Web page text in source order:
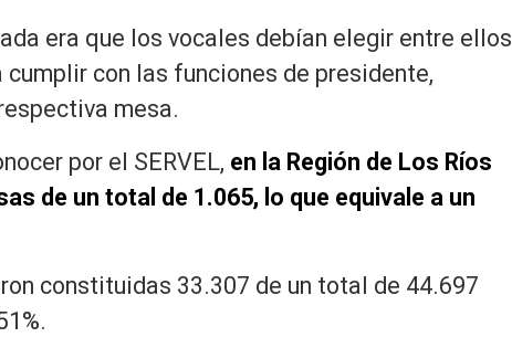
era que los vocales debían elegir entre ellos
con las funciones de presidente,
mesa.
por el SERVEL, en la Región de Los Ríos
de un total de 1.065, lo que equivale a un
constituidas 33.307 de un total de 44.697